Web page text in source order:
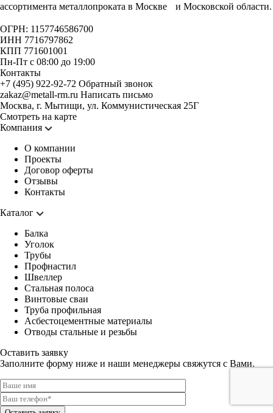
ассортимента металлопроката в Москве и Московской области.
ОГРН: 1157746586700
ИНН 7716797862
КПП 771601001
Пн-Пт с 08:00 до 19:00
Контакты
+7 (495) 922-92-72 Обратный звонок
zakaz@metall-rm.ru Написать письмо
Москва, г. Мытищи, ул. Коммунистическая 25Г
Смотреть на карте
Компания
О компании
Проекты
Договор оферты
Отзывы
Контакты
Каталог
Балка
Уголок
Трубы
Профнастил
Швеллер
Стальная полоса
Винтовые сваи
Труба профильная
Асбестоцементные материалы
Отводы стальные и резьбы
Оставить заявку
Заполните форму ниже и наши менеджеры свяжутся с Вами.